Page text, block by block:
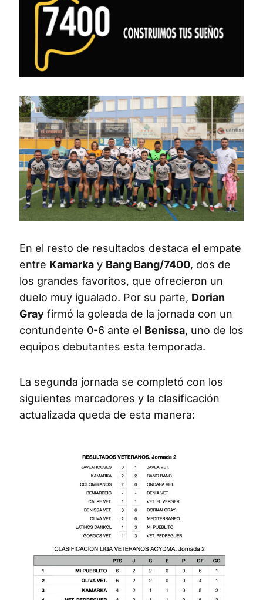
En el resto de resultados destaca el empate
entre Kamarka y Bang Bang/7400, dos de
los grandes favoritos, que ofrecieron un
duelo muy igualado. Por su parte, Dorian
Gray firmó la goleada de la jornada con un
contundente 0-6 ante el Benissa, uno de los
equipos debutantes esta temporada.
La segunda jornada se completó con los
siguientes marcadores y la clasificación
actualizada queda de esta manera: